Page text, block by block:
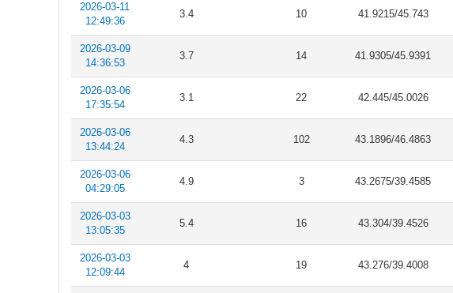
2026-03-11
12:49:36
3.4 10 41.9215/45.743
2026-03-09
14:36:53
3.7 14 41.9305/45.9391
2026-03-06
17:35:54
3.1 22 42.445/45.0026
2026-03-06
13:44:24
4.3 102 43.1896/46.4863
2026-03-06
04:29:05
4.9 3 43.2675/39.4585
2026-03-03
13:05:35
5.4 16 43.304/39.4526
2026-03-03
12:09:44
4 19 43.276/39.4008